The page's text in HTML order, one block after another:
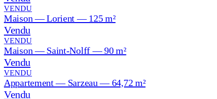
VENDU
Maison — Lorient — 125 m²
Vendu
VENDU
Maison — Saint-Nolff — 90 m²
Vendu
VENDU
Appartement — Sarzeau — 64,72 m²
Vendu